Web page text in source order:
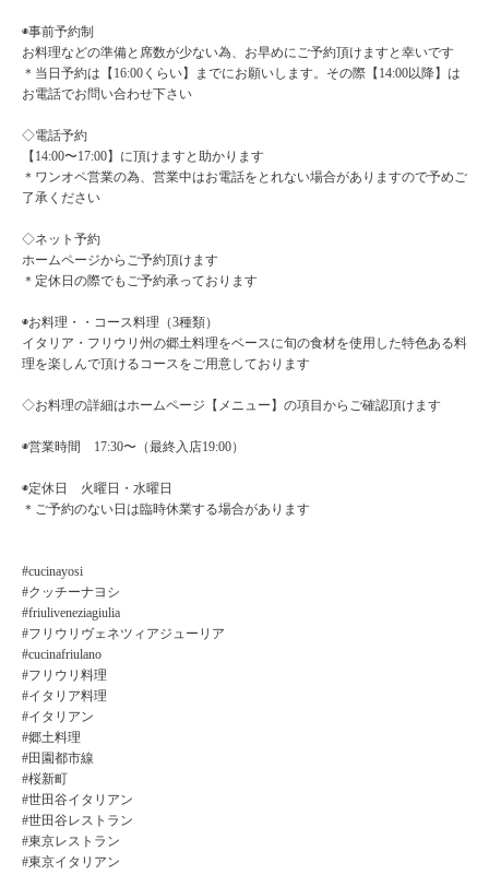
◉事前予約制
お料理などの準備と席数が少ない為、お早めにご予約頂けますと幸いです
＊当日予約は【16:00くらい】までにお願いします。その際【14:00以降】は
お電話でお問い合わせ下さい
◇電話予約
【14:00〜17:00】に頂けますと助かります
＊ワンオペ営業の為、営業中はお電話をとれない場合がありますので予めご
了承ください
◇ネット予約
ホームページからご予約頂けます
＊定休日の際でもご予約承っております
◉お料理・・コース料理（3種類）
イタリア・フリウリ州の郷土料理をベースに旬の食材を使用した特色ある料
理を楽しんで頂けるコースをご用意しております
◇お料理の詳細はホームページ【メニュー】の項目からご確認頂けます
◉営業時間 17:30〜（最終入店19:00）
◉定休日 火曜日・水曜日
＊ご予約のない日は臨時休業する場合があります
#cucinayosi
#クッチーナヨシ
#friuliveneziagiulia
#フリウリヴェネツィアジューリア
#cucinafriulano
#フリウリ料理
#イタリア料理
#イタリアン
#郷土料理
#田園都市線
#桜新町
#世田谷イタリアン
#世田谷レストラン
#東京レストラン
#東京イタリアン